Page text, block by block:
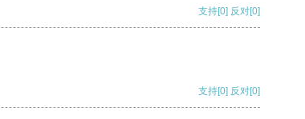
支持[0] 反对[0]
支持[0] 反对[0]